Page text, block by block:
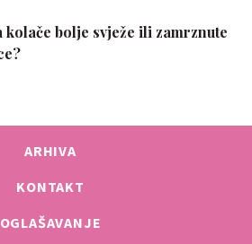
ARHIVA
KONTAKT
OGLAŠAVANJE